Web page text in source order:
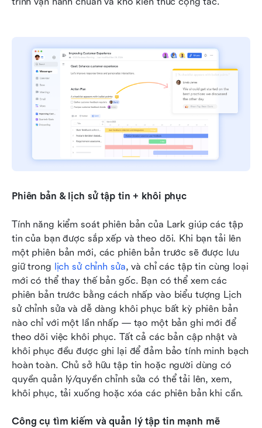
Phiên bản & lịch sử tập tin + khôi phục
Tính năng kiểm soát phiên bản của Lark giúp các tập
tin của bạn được sắp xếp và theo dõi. Khi bạn tải lên
một phiên bản mới, các phiên bản trước sẽ được lưu
giữ trong lịch sử chỉnh sửa, và chỉ các tập tin cùng loại
mới có thể thay thế bản gốc. Bạn có thể xem các
phiên bản trước bằng cách nhấp vào biểu tượng Lịch
sử chỉnh sửa và dễ dàng khôi phục bất kỳ phiên bản
nào chỉ với một lần nhấp — tạo một bản ghi mới để
theo dõi việc khôi phục. Tất cả các bản cập nhật và
khôi phục đều được ghi lại để đảm bảo tính minh bạch
hoàn toàn. Chủ sở hữu tập tin hoặc người dùng có
quyền quản lý/quyền chỉnh sửa có thể tải lên, xem,
khôi phục, tải xuống hoặc xóa các phiên bản khi cần.
Công cụ tìm kiếm và quản lý tập tin mạnh mẽ